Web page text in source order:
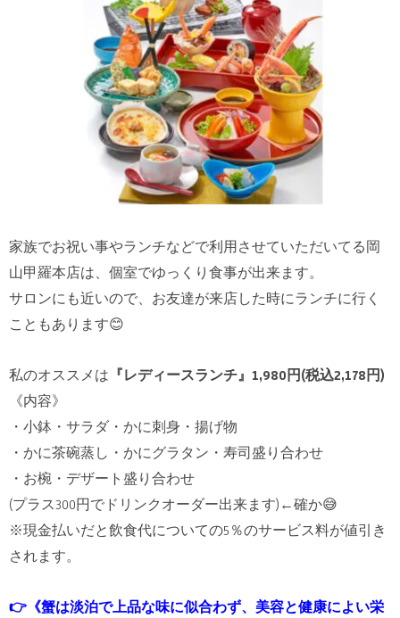
家族でお祝い事やランチなどで利用させていただいてる岡
山甲羅本店は、個室でゆっくり食事が出来ます。
サロンにも近いので、お友達が来店した時にランチに行く
こともあります😊
私のオススメは 『レディースランチ』1,980円(税込2,178円)
《内容》
・小鉢・サラダ・かに刺身・揚げ物
・かに茶碗蒸し・かにグラタン・寿司盛り合わせ
・お椀・デザート盛り合わせ
(プラス300円でドリンクオーダー出来ます)←確か😅
※現金払いだと飲食代についての5％のサービス料が値引き
されます。
👉《蟹は淡泊で上品な味に似合わず、美容と健康によい栄